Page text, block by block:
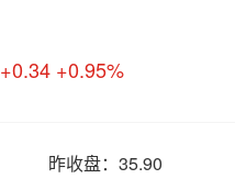
+0.34 +0.95%
昨收盘： 35.90